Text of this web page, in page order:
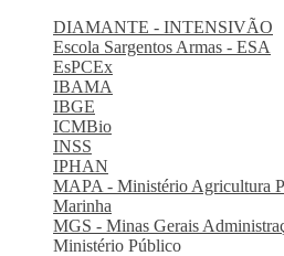
DIAMANTE - INTENSIVÃO
Escola Sargentos Armas - ESA
EsPCEx
IBAMA
IBGE
ICMBio
INSS
IPHAN
MAPA - Ministério Agricultura
Marinha
MGS - Minas Gerais
Ministério Público